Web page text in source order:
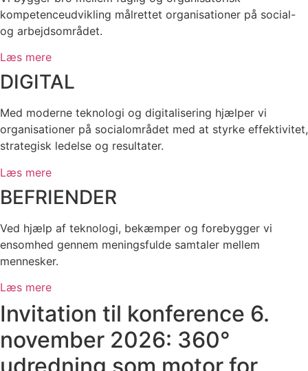
kompetenceudvikling målrettet organisationer på social-
og arbejdsområdet.
Læs mere
DIGITAL
Med moderne teknologi og digitalisering hjælper vi
organisationer på socialområdet med at styrke effektivitet,
strategisk ledelse og resultater.
Læs mere
BEFRIENDER
Ved hjælp af teknologi, bekæmper og forebygger vi
ensomhed gennem meningsfulde samtaler mellem
mennesker.
Læs mere
Invitation til konference 6.
november 2026: 360°